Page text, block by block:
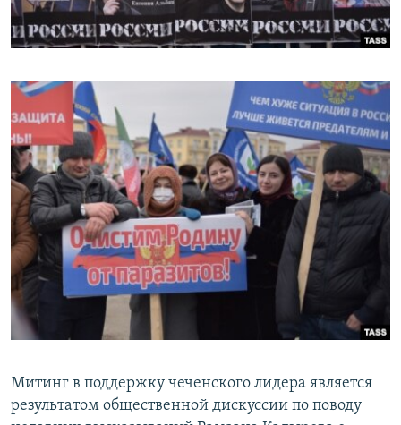
Митинг в поддержку чеченского лидера является
результатом общественной дискуссии по поводу